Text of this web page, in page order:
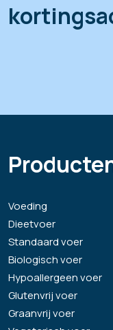
Voeding
Dieetvoer
Standaard voer
Biologisch voer
Hypoallergeen voer
Glutenvrij voer
Graanvrij voer